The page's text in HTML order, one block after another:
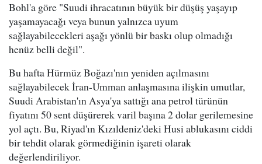
Bohl'a göre "Suudi ihracatının büyük bir düşüş yaşayıp
yaşamayacağı veya bunun yalnızca uyum
sağlayabilecekleri aşağı yönlü bir baskı olup olmadığı
henüz belli değil".
Bu hafta Hürmüz Boğazı'nın yeniden açılmasını
sağlayabilecek İran-Umman anlaşmasına ilişkin umutlar,
Suudi Arabistan'ın Asya'ya sattığı ana petrol türünün
fiyatını 50 sent düşürerek varil başına 2 dolar gerilemesine
yol açtı. Bu, Riyad'ın Kızıldeniz'deki Husi ablukasını ciddi
bir tehdit olarak görmediğinin işareti olarak
değerlendiriliyor.